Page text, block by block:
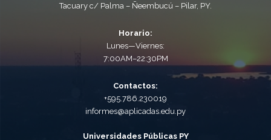
Tacuary c/ Palma – Ñeembucú – Pilar, PY.
Horario:
Lunes—Viernes:
7:00AM–22:30PM
Contactos:
+595.786.230019
informes@aplicadas.edu.py
Universidades Públicas PY